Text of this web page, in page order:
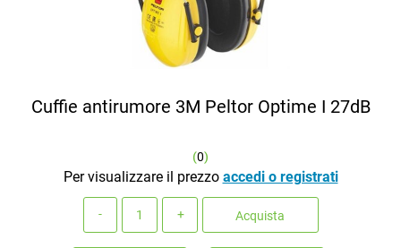
Cuffie antirumore 3M Peltor Optime I 27dB
(0)
Per visualizzare il prezzo accedi o registrati
Acquista